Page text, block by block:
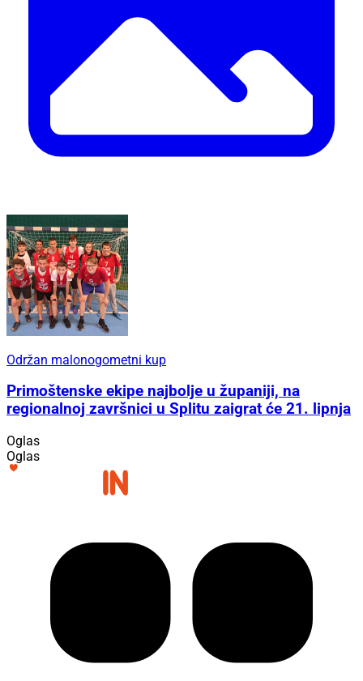
Održan malonogometni kup
Primoštenske ekipe najbolje u županiji, na
regionalnoj završnici u Splitu zaigrat će 21. lipnja
Oglas
Oglas